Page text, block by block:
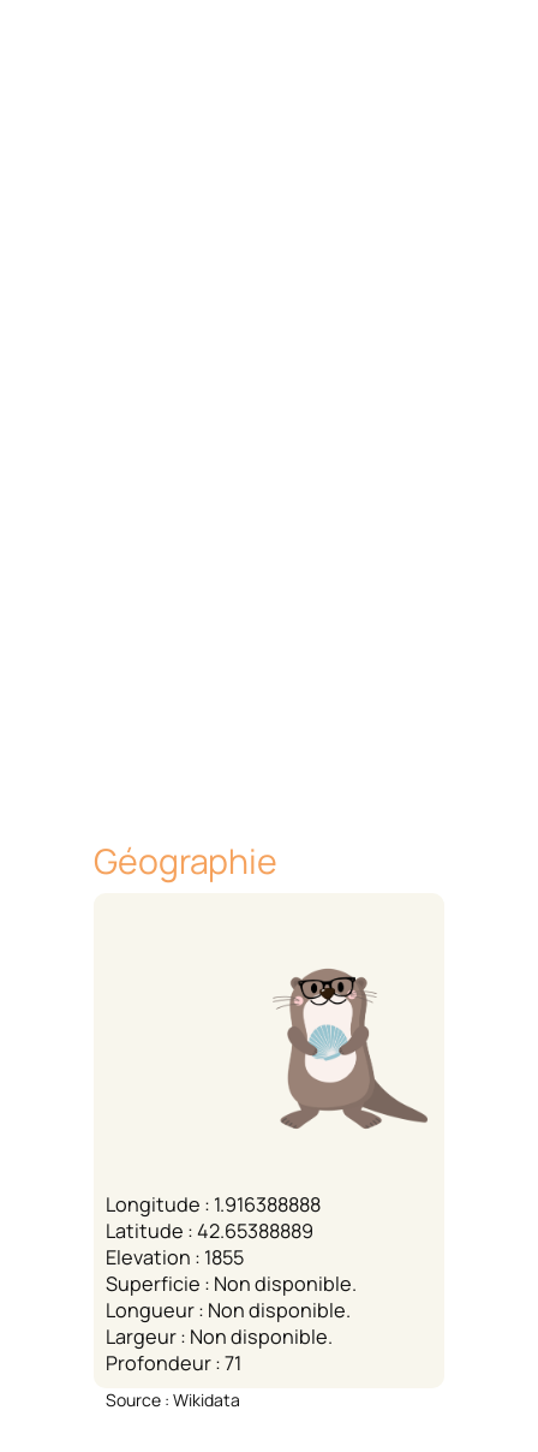
Géographie
Longitude : 1.916388888
Latitude : 42.65388889
Elevation : 1855
Superficie : Non disponible.
Longueur : Non disponible.
Largeur : Non disponible.
Profondeur : 71
Source : Wikidata